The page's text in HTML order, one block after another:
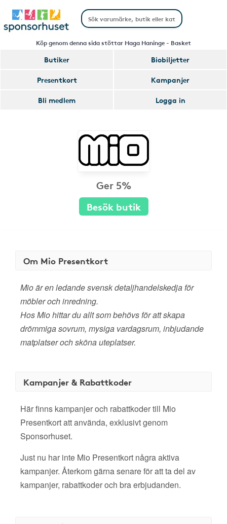
Köp genom denna sida stöttar Haga Haninge - Basket
Butiker
Biobiljetter
Presentkort
Kampanjer
Bli medlem
Logga in
Ger 5%
Besök butik
Om Mio Presentkort
Mio är en ledande svensk detaljhandelskedja för
möbler och inredning.
Hos Mio hittar du allt som behövs för att skapa
drömmiga sovrum, mysiga vardagsrum, inbjudande
matplatser och sköna uteplatser.
Kampanjer & Rabattkoder
Här finns kampanjer och rabattkoder till Mio
Presentkort att använda, exklusivt genom
Sponsorhuset.
Just nu har inte Mio Presentkort några aktiva
kampanjer. Återkom gärna senare för att ta del av
kampanjer, rabattkoder och bra erbjudanden.